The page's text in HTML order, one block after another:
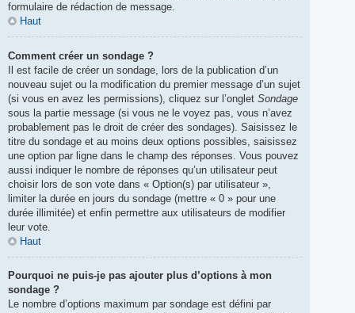
formulaire de rédaction de message.
Haut
Comment créer un sondage ?
Il est facile de créer un sondage, lors de la publication d’un
nouveau sujet ou la modification du premier message d’un sujet
(si vous en avez les permissions), cliquez sur l’onglet Sondage
sous la partie message (si vous ne le voyez pas, vous n’avez
probablement pas le droit de créer des sondages). Saisissez le
titre du sondage et au moins deux options possibles, saisissez
une option par ligne dans le champ des réponses. Vous pouvez
aussi indiquer le nombre de réponses qu’un utilisateur peut
choisir lors de son vote dans « Option(s) par utilisateur »,
limiter la durée en jours du sondage (mettre « 0 » pour une
durée illimitée) et enfin permettre aux utilisateurs de modifier
leur vote.
Haut
Pourquoi ne puis-je pas ajouter plus d’options à mon
sondage ?
Le nombre d’options maximum par sondage est défini par